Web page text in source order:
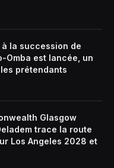
à la succession de
Omba est lancée, un
prétendants
Glasgow
trace la route
Los Angeles 2028 et